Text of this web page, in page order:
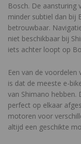
Bosch. De aansturing
minder subtiel dan bij
betrouwbaar.
niet beschikbaar bij
iets achter loopt op
Een van de
is dat de meeste e-
van Shimano
perfect op elkaar
motoren voor
altijd een geschikte